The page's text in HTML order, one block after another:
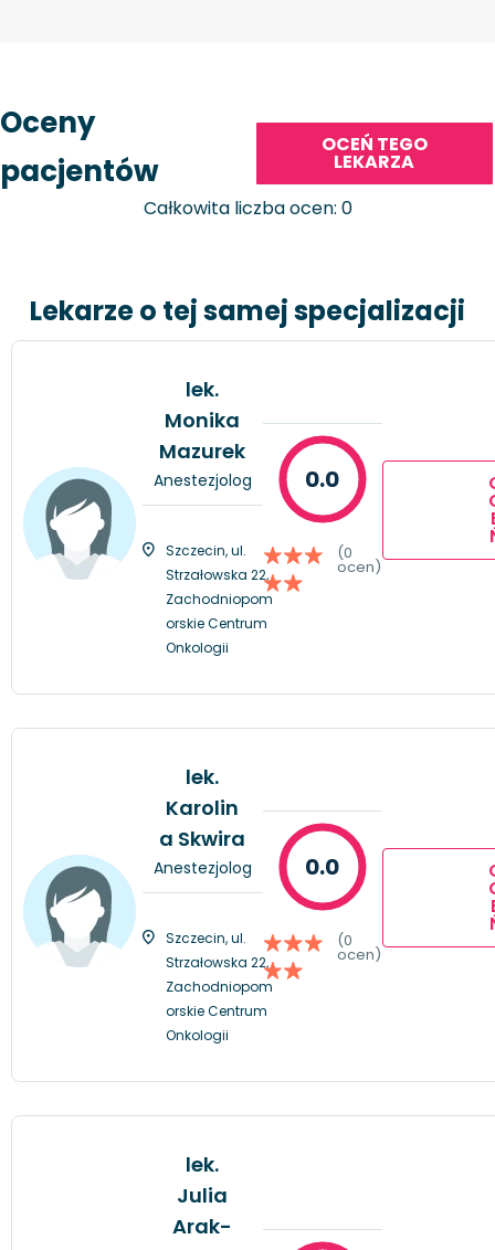
Oceny
pacjentów
OCEŃ TEGO
LEKARZA
Całkowita liczba ocen: 0
Lekarze o tej samej specjalizacji
lek.
Monika
Mazurek
Anestezjolog
Szczecin, ul.
Strzałowska 22,
Zachodniopom
orskie Centrum
Onkologii
0.0
(0
ocen)
lek.
Karolin
a Skwira
Anestezjolog
Szczecin, ul.
Strzałowska 22,
Zachodniopom
orskie Centrum
Onkologii
0.0
(0
ocen)
lek.
Julia
Arak-